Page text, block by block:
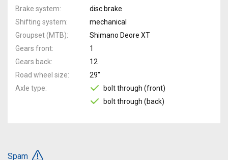
Brake system
disc brake
Shifting system
mechanical
Groupset (MTB)
Shimano Deore XT
Gears front
1
Gears back
12
Road wheel size
29"
Axle type
bolt through (front)
bolt through (back)
Spam